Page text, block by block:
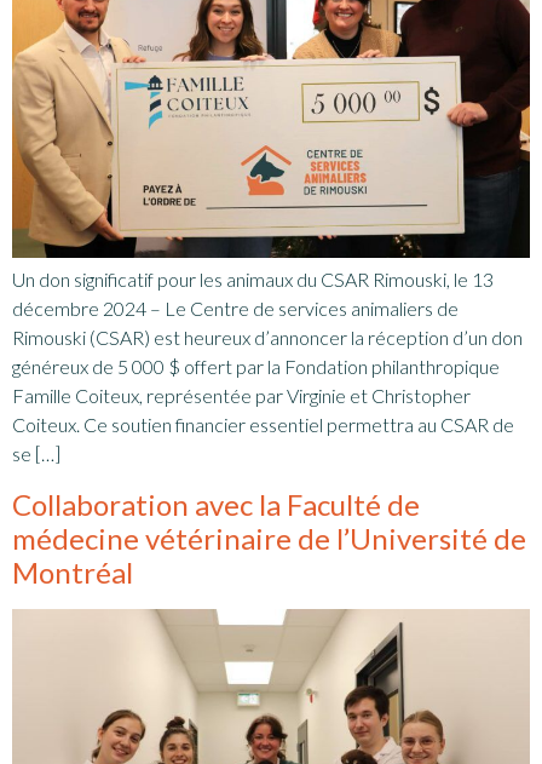
Un don significatif pour les animaux du CSAR Rimouski, le 13
décembre 2024 – Le Centre de services animaliers de
Rimouski (CSAR) est heureux d’annoncer la réception d’un don
généreux de 5 000 $ offert par la Fondation philanthropique
Famille Coiteux, représentée par Virginie et Christopher
Coiteux. Ce soutien financier essentiel permettra au CSAR de
se […]
Collaboration avec la Faculté de
médecine vétérinaire de l’Université de
Montréal